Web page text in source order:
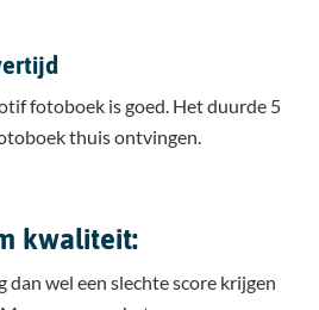
fotoboek is goed. Het duurde 5
thuis ontvingen.
kwaliteit:
wel een slechte score krijgen